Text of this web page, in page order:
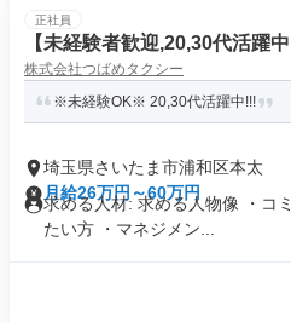
正社員
【未経験者歓迎,20,30代活躍
株式会社つばめタクシー
※未経験OK※ 20,30代活躍中!!!
埼玉県さいたま市浦和区本太
月給26万円～60万円
求める人材: 求める人物像 ・コ
たい方 ・マネジメン...